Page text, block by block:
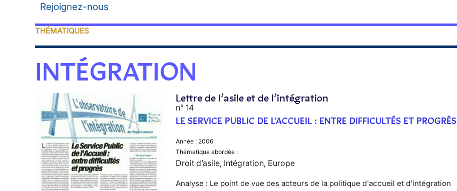
Rejoignez-nous
THÉMATIQUES
INTÉGRATION
Lettre de l’asile et de l’intégration
n° 14
LE SERVICE PUBLIC DE L'ACCUEIL : ENTRE DIFFICULTÉS ET PROGRÈS
Année : 2006
Thématique abordée :
Droit d’asile, Intégration, Europe
Analyse : Le point de vue des acteurs de la politique d'accueil et d'intégration